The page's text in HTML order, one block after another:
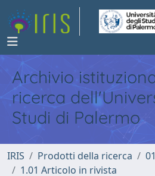
Archivio
ricerca
Studi di Palermo
IRIS Prodotti della ricerca
1.01 Articolo in rivista